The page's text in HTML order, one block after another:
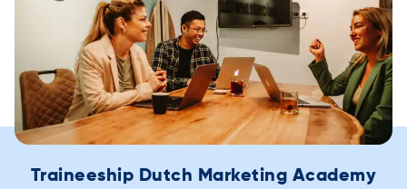
Traineeship Dutch Marketing Academy